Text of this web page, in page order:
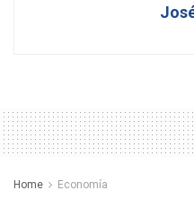
Home Economía